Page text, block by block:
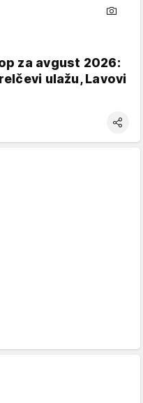
za avgust 2026:
ulažu, Lavovi